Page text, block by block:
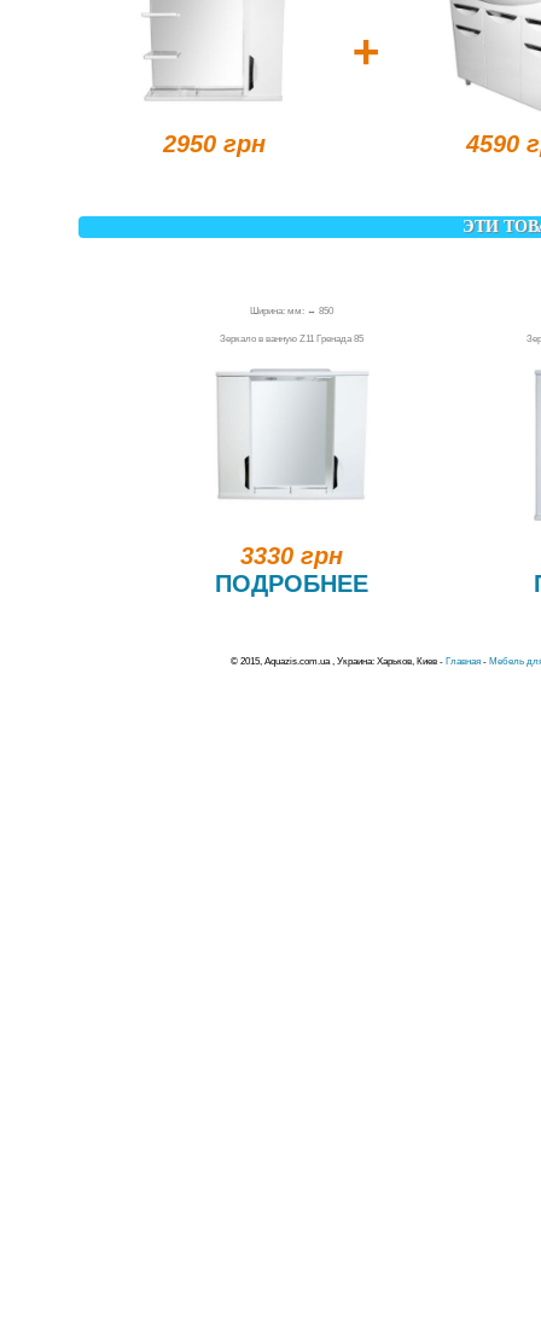
2950 грн
+
4590
ЭТИ
Ширина: мм: ↔ 850
Зеркало в ванную Z11 Гренада 85
3330 грн
ПОДРОБНЕЕ
© 2015, Aquazis.com.ua , Украина: Харьков, Киев - Главная - Мебель